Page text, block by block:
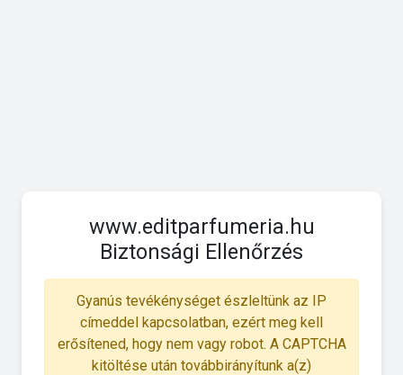
www.editparfumeria.hu
Biztonsági Ellenőrzés
Gyanús tevékénységet észleltünk az IP
címeddel kapcsolatban, ezért meg kell
erősítened, hogy nem vagy robot. A CAPTCHA
kitöltése után továbbirányítunk a(z)